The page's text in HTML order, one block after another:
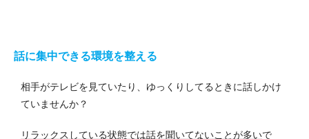
話に集中できる環境を整える
相手がテレビを見ていたり、ゆっくりしてるときに話しかけ
ていませんか？
リラックスしている状態では話を聞いてないことが多いで